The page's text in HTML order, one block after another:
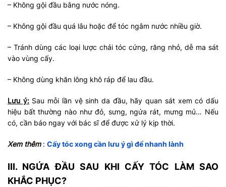
– Không gội đầu bằng nước nóng.
– Không gội đầu quá lâu hoặc để tóc ngâm nước nhiều giờ.
– Tránh dùng các loại lược chải tóc cứng, răng nhỏ, dễ ma sát
vào vùng cấy.
– Không dùng khăn lông khô ráp để lau đầu.
Lưu ý:Sau mỗi lần vệ sinh da đầu, hãy quan sát xem có dấu
hiệu bất thường nào như đỏ, sưng, ngứa rát, mưng mủ… Nếu
có, cần báo ngay với bác sĩ để được xử lý kịp thời.
Xem thêm : Cấy tóc xong cần lưu ý gì để nhanh lành
III. NGỨA ĐẦU SAU KHI CẤY TÓC LÀM SAO
KHẮC PHỤC?